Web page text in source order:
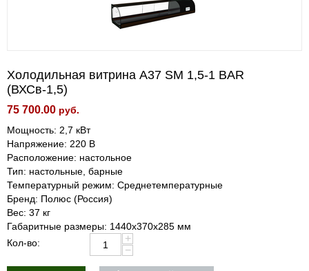
Холодильная витрина A37 SM 1,5-1 BAR
(ВХСв-1,5)
75 700.00 руб.
Мощность: 2,7 кВт
Напряжение: 220 В
Расположение: настольное
Тип: настольные, барные
Температурный режим: Среднетемпературные
Бренд: Полюс (Россия)
Вес: 37 кг
Габаритные размеры: 1440х370х285 мм
Кол-во:
+
−